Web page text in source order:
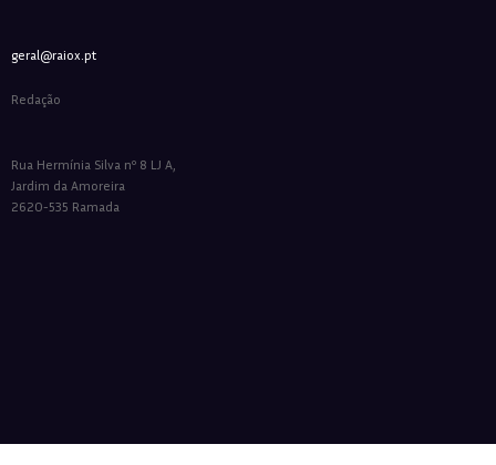
geral@raiox.pt
Redação
Rua Hermínia Silva nº 8 LJ A,
Jardim da Amoreira
2620-535 Ramada